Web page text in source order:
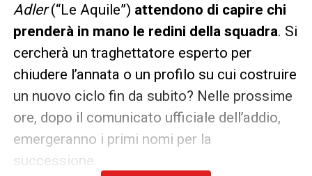
Adler(“Le Aquile”) attendono di capire chi
prenderà in mano le redini della squadra. Si
cercherà un traghettatore esperto per
chiudere l’annata o un profilo su cui costruire
un nuovo ciclo fin da subito? Nelle prossime
ore, dopo il comunicato ufficiale dell’addio,
emergeranno i primi nomi per la
successione.